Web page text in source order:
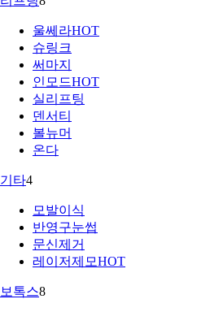
울쎄라HOT
슈링크
써마지
인모드HOT
실리프팅
덴서티
볼뉴머
온다
기타4
모발이식
반영구눈썹
문신제거
레이저제모HOT
보톡스8